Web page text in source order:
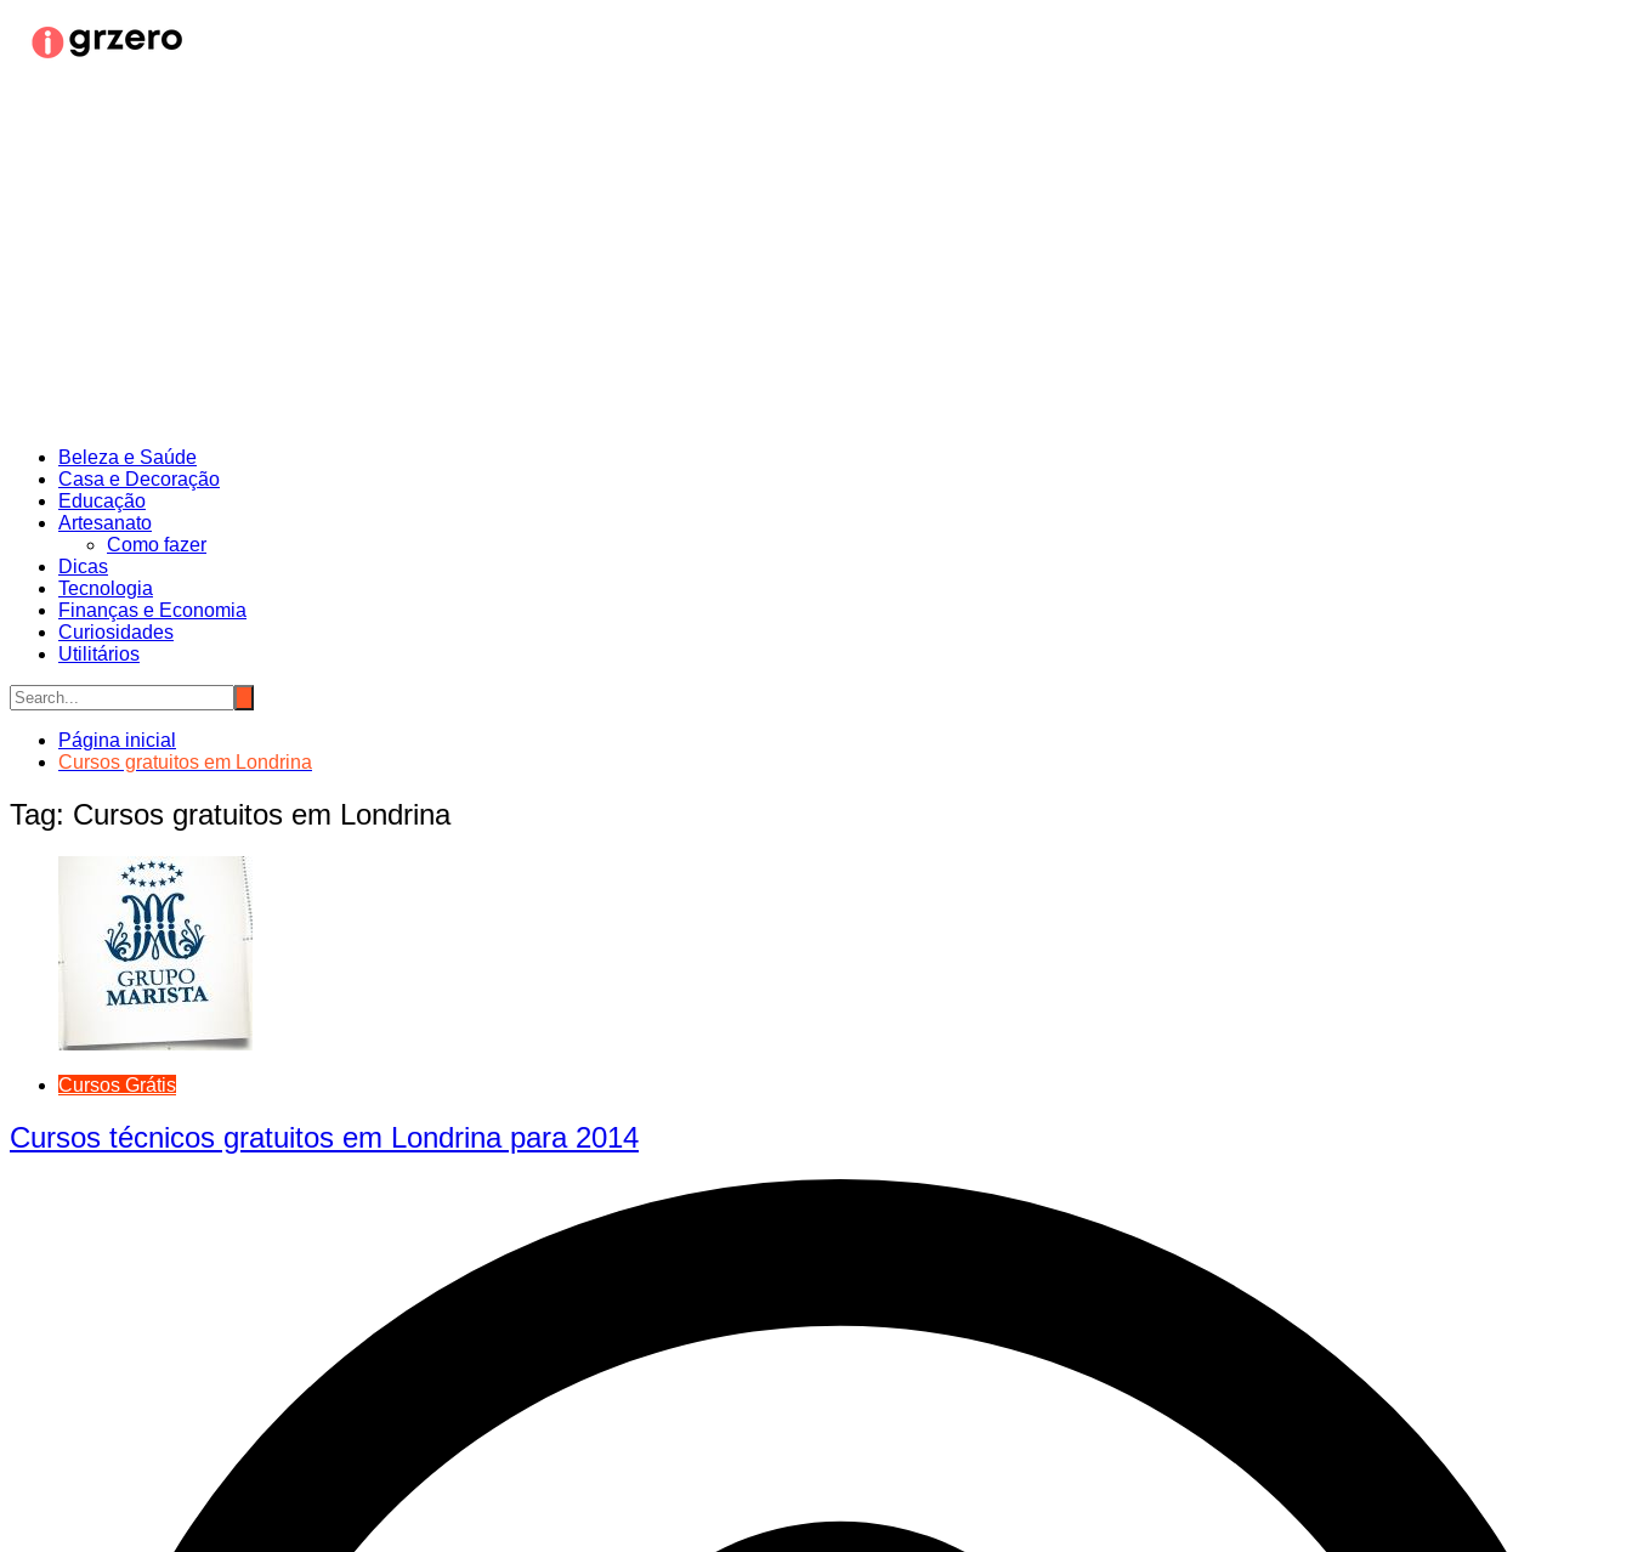
para
Beleza e Saúde
Casa e Decoração
Educação
Artesanato
Como fazer
Dicas
Tecnologia
Finanças e Economia
Curiosidades
Utilitários
Página inicial
Cursos gratuitos em Londrina
Tag: Cursos gratuitos em Londrina
Cursos Grátis
Cursos técnicos gratuitos em Londrina para 2014